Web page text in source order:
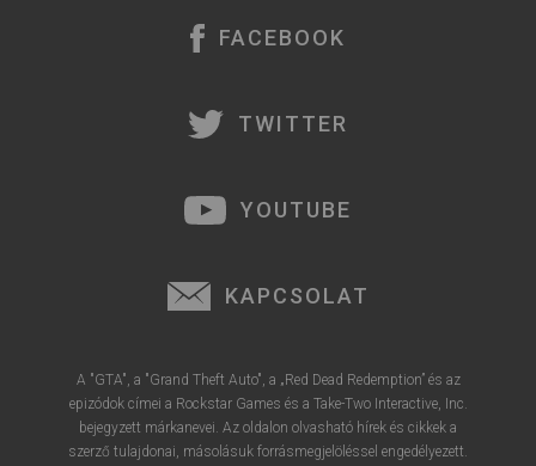
FACEBOOK
TWITTER
YOUTUBE
KAPCSOLAT
A "GTA", a "Grand Theft Auto", a „Red Dead Redemption” és az
epizódok címei a Rockstar Games és a Take-Two Interactive, Inc.
bejegyzett márkanevei. Az oldalon olvasható hírek és cikkek a
szerző tulajdonai, másolásuk forrásmegjelöléssel engedélyezett.